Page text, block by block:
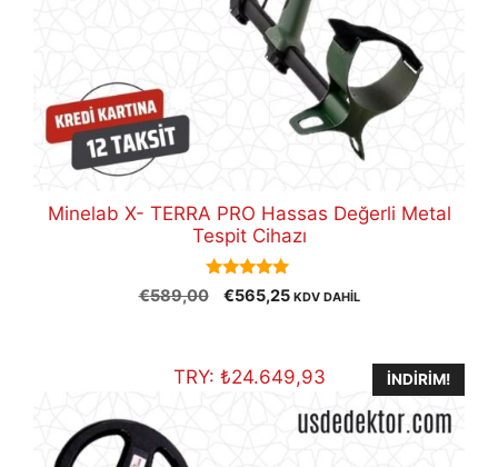
Minelab X- TERRA PRO Hassas Değerli Metal
Tespit Cihazı
5.00
out of 5
€589,00
Orijinal
€565,25Şu
€565,25.
KDV DAHİL
TRY: ₺24.649,93 İNDIRIM!